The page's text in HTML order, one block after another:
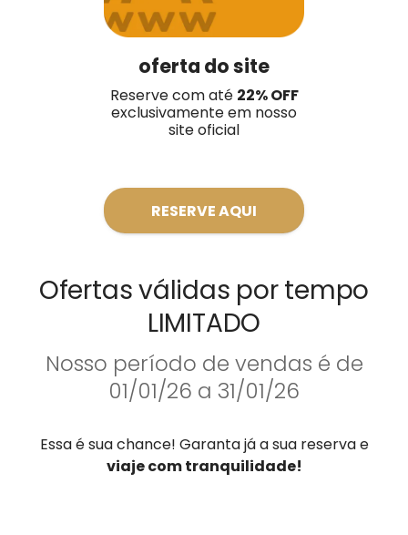
oferta do site
Reserve com até 22% OFF
exclusivamente em nosso
site oficial
RESERVE AQUI
Ofertas válidas por tempo
LIMITADO
Nosso período de vendas é de
01/01/26 a 31/01/26
Essa é sua chance! Garanta já a sua reserva e
viaje com tranquilidade!